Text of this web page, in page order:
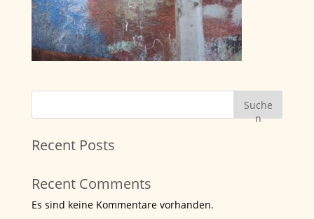
Suche
n
Recent Posts
Recent Comments
Es sind keine Kommentare vorhanden.